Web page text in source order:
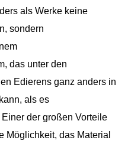
als Werke keine
sondern
das unter den
Edierens ganz anders in
als es
der großen Vorteile
Möglichkeit, das Material